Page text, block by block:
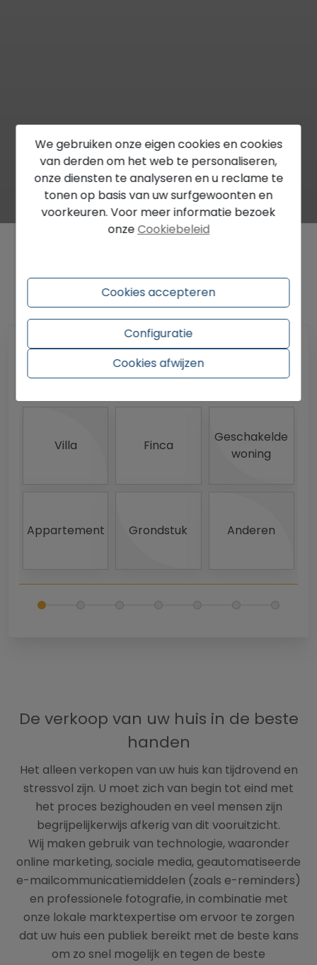
Welk soort eigendom?
Villa Finca
Geschakelde
woning
Appartement Grondstuk Anderen
De verkoop van uw huis in de beste
handen
Het alleen verkopen van uw huis kan tijdrovend en
stressvol zijn. U moet zich van begin tot eind met
het proces bezighouden en veel mensen zijn
begrijpelijkerwijs afkerig van dit vooruitzicht.
Wij maken gebruik van technologie, waaronder
online marketing, sociale media, geautomatiseerde
e-mailcommunicatiemiddelen (zoals e-reminders)
en professionele fotografie, in combinatie met
onze lokale marktexpertise om ervoor te zorgen
dat uw huis een publiek bereikt met de beste kans
om zo snel mogelijk en tegen de beste
We gebruiken onze eigen cookies en cookies
van derden om het web te personaliseren,
onze diensten te analyseren en u reclame te
tonen op basis van uw surfgewoonten en
voorkeuren. Voor meer informatie bezoek
onzeCookiebeleid
Cookies accepteren
Configuratie
Cookies afwijzen